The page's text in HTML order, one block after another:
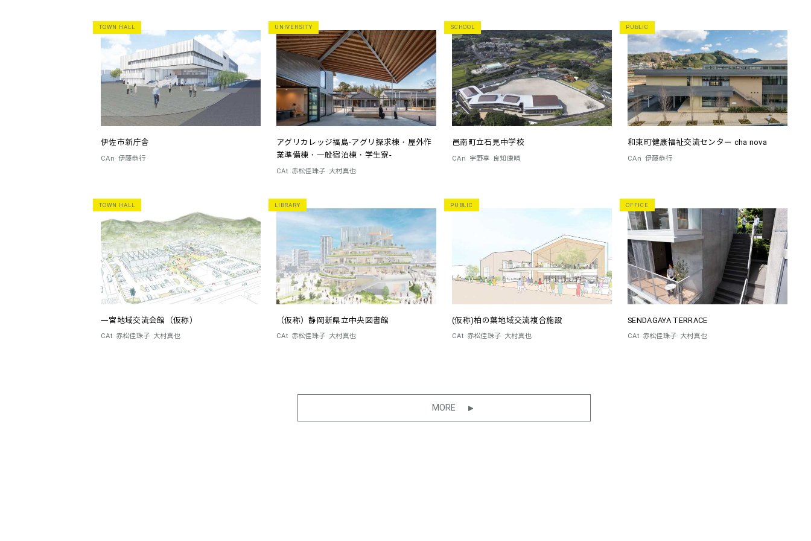
TOWN HALL
伊佐市新庁舎
CAn 伊藤恭行
UNIVERSITY
アグリカレッジ福島-アグリ探求棟・屋外作
業準備棟・一般宿泊棟・学生寮-
CAt 赤松佳珠子 大村真也
SCHOOL
邑南町立石見中学校
CAn 宇野享 良知康晴
PUBLIC
和束町健康福祉交流センター cha nova
CAn 伊藤恭行
TOWN HALL
一宮地域交流会館（仮称）
CAt 赤松佳珠子 大村真也
LIBRARY
（仮称）静岡新県立中央図書館
CAt 赤松佳珠子 大村真也
PUBLIC
(仮称)柏の葉地域交流複合施設
CAt 赤松佳珠子 大村真也
OFFICE
SENDAGAYA TERRACE
CAt 赤松佳珠子 大村真也
MORE